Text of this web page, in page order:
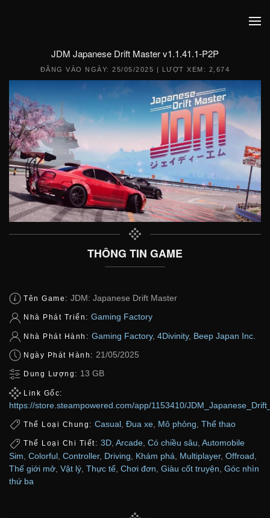
JDM Japanese Drift Master v1.1.41.1-P2P
ĐĂNG VÀO NGÀY:25/05/2025 | LƯỢT XEM: 2,674
THÔNG TIN GAME
Tên Game: JDM: Japanese Drift Master
Nhà Phát Triển: Gaming Factory
Nhà Phát Hành: Gaming Factory, 4Divinity, Beep Japan Inc.
Ngày Phát Hành: 21/05/2025
Dung Lượng: 13 GB
Link Gốc:
https://store.steampowered.com/app/1153410/
Thể Loại Chung: Casual Đua xe Mô phỏng Thể thao
Thể Loại Chi Tiết: 3D, Arcade, Có chiều sâu, Automobile
Sim Colorful Controller, Driving Khám phá Multiplayer, Offroad
Thế giới mở Vật lý Thực tế Chơi đơn Giàu cốt truyện Góc nhìn
thứ ba